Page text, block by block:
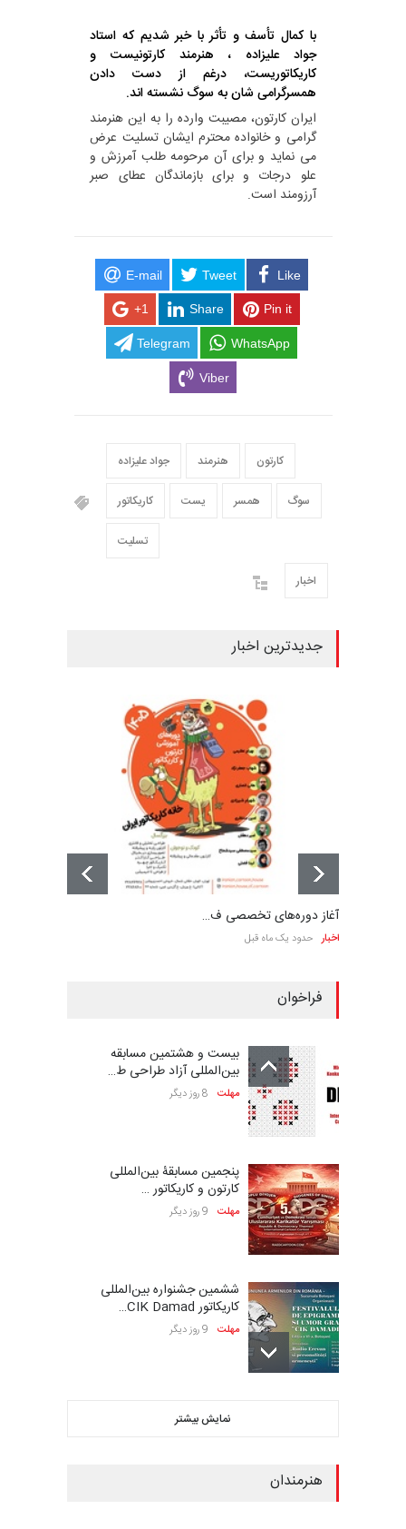
با کمال تأسف و تأثر با خبر شدیم که استاد
جواد علیزاده ، هنرمند کارتونیست و
کاریکاتوریست، درغم از دست دادن
همسرگرامی شان به سوگ نشسته اند.
ایران کارتون، مصیبت وارده را به این هنرمند
گرامی و خانواده محترم ایشان تسلیت عرض
می نماید و برای آن مرحومه طلب آمرزش و
علو درجات و برای بازماندگان عطای صبر
آرزومند است.
E-mail Tweet Like
+1 Share Pin it
Telegram WhatsApp
Viber
جواد علیزاده هنرمند کارتون
کاریکاتور یست همسر سوگ
تسلیت
اخبار
جدیدترین اخبار
آغاز دوره‌های تخصصی ف…
اخبار حدود یک ماه قبل
فراخوان
بیست و هشتمین مسابقه
بین‌المللی آزاد طراحی ط…
مهلت 8 روز دیگر
پنجمین مسابقۀ بین‌المللی
کارتون و کاریکاتور …
مهلت 9 روز دیگر
ششمین جشنواره بین‌المللی
کاریکاتور CIK Damad…
مهلت 9 روز دیگر
بیست و هشتمین مسابقه
بین‌المللی کارتون لهستا…
نمایش بیشتر
هنرمندان